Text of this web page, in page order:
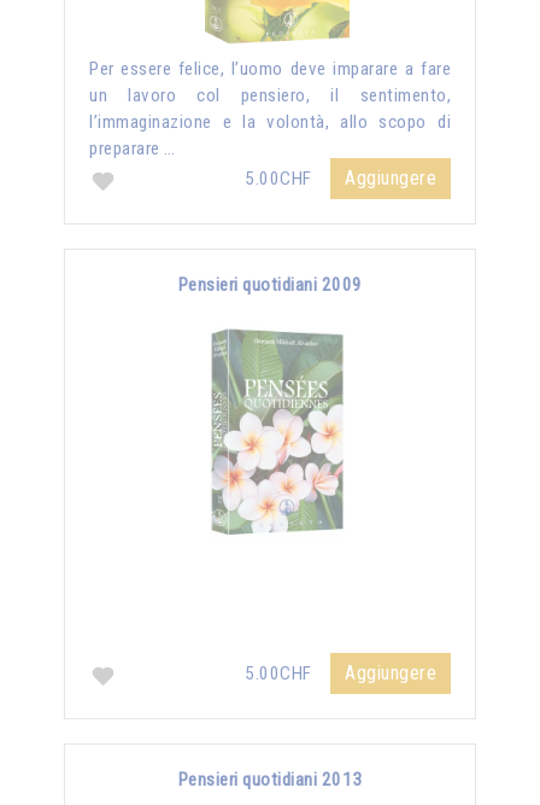
Per essere felice, l’uomo deve imparare a fare
un lavoro col pensiero, il sentimento,
l’immaginazione e la volontà, allo scopo di
preparare …
5.00CHF
Aggiungere
Pensieri quotidiani 2009
5.00CHF Aggiungere
Pensieri quotidiani 2013